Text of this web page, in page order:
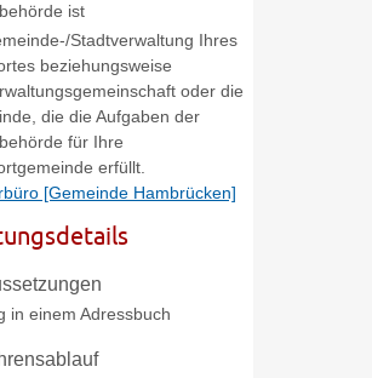
ist
Stadtverwaltung Ihres
beziehungsweise
oder die
die die Aufgaben der
für Ihre
erfüllt.
[Gemeinde Hambrücken]
in einem Adressbuch